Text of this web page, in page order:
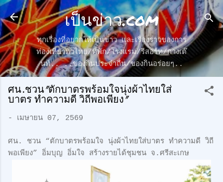
ข้ามไปที่เนื้อหาหลัก
เป็นข่าว.com
ทุกเรื่องที่อยากให้เป็นข่าว และเรื่องราวของการ
ท่องเที่ยวทั่วไทย/ที่พัก/โรงแรม/รีสอร์ท/กางเต๊
นท์.. ..ของกินประจำถื่น/ของกินอร่อยๆ..
ศน.ชวน"ตักบาตรพร้อมใจนุ่งผ้าไทยใส่
บาตร ทำความดี วิถีพอเพียง"
- เมษายน 07, 2569
ศน. ชวน “ตักบาตรพร้อมใจ นุ่งผ้าไทยใส่บาตร ทำความดี วิถี
พอเพียง” อิ่มบุญ อิ่มใจ สร้างรายได้ชุมชน จ.ศรีสะเกษ